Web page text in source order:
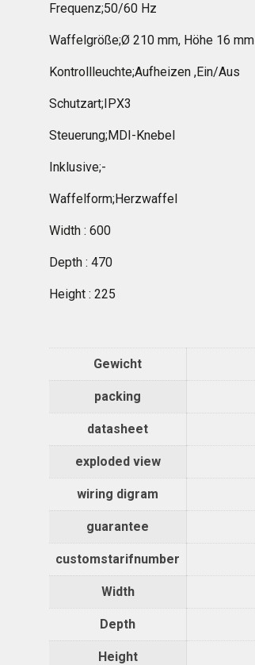
Frequenz;50/60 Hz
Waffelgröße;Ø 210 mm, Höhe 16 mm
Kontrollleuchte;Aufheizen ,Ein/Aus
Schutzart;IPX3
Steuerung;MDI-Knebel
Inklusive;-
Waffelform;Herzwaffel
Width : 600
Depth : 470
Height : 225
Gewicht
packing
datasheet
exploded view
wiring digram
guarantee
customstarifnumber
Width
Depth
Height